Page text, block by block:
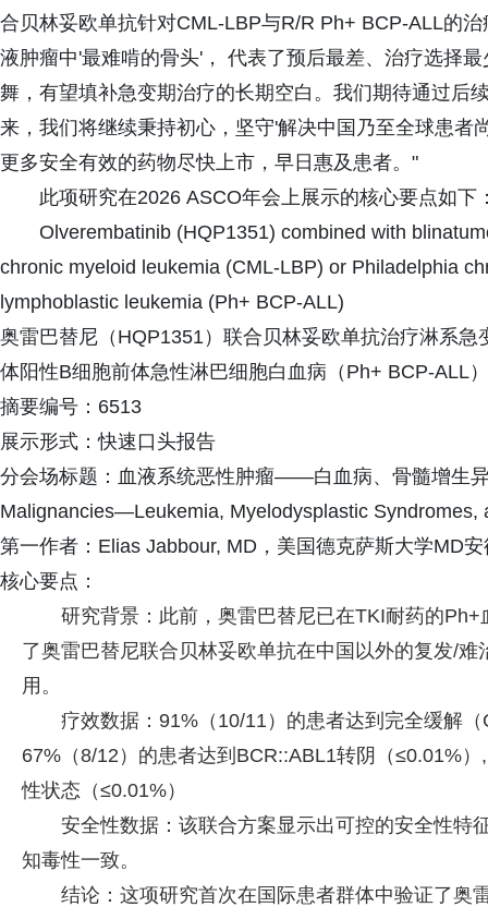
合贝林妥欧单抗针对CML-LBP与R/R Ph+ BCP-ALL的
液肿瘤中'最难啃的骨头'， 代表了预后最差、治疗选择
舞，有望填补急变期治疗的长期空白。我们期待通过后
来，我们将继续秉持初心，坚守'解决中国乃至全球患者
更多安全有效的药物尽快上市，早日惠及患者。"
此项研究在2026 ASCO年会上展示的核心要点如下
Olverembatinib (HQP1351) combined with
chronic myeloid leukemia (CML-LBP) or Philadelphia
lymphoblastic leukemia (Ph+ BCP-ALL)
奥雷巴替尼（HQP1351）联合贝林妥欧单抗治疗淋系
体阳性B细胞前体急性淋巴细胞白血病（Ph+ BCP-ALL
摘要编号：6513
展示形式：快速口头报告
分会场标题：血液系统恶性肿瘤——白血病、骨髓增生
Malignancies—Leukemia, Myelodysplastic Syndromes,
第一作者：Elias Jabbour, MD，美国德克萨斯大学MD
核心要点：
研究背景：此前，奥雷巴替尼已在TKI耐药的
了奥雷巴替尼联合贝林妥欧单抗在中国以外的复发/
用。
疗效数据：91%（10/11）的患者达到完全缓解
67%（8/12）的患者达到BCR::ABL1转阴（≤0.01%
性状态（≤0.01%）
安全性数据：该联合方案显示出可控的安全性特
知毒性一致。
结论：这项研究首次在国际患者群体中验证了奥